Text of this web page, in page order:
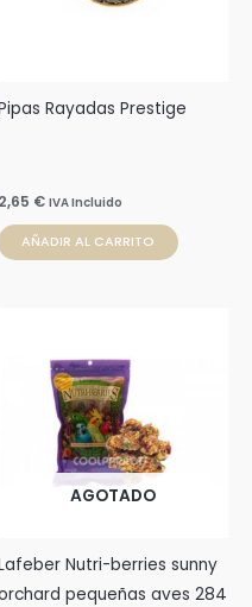
Rayadas Prestige
2,65 € IVA Incluido
AÑADIR AL CARRITO
AGOTADO
Nutri-berries sunny
pequeñas aves 284